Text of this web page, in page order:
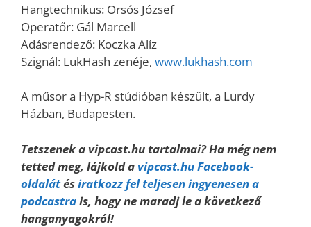
Hangtechnikus: Orsós József
Operatőr: Gál Marcell
Adásrendező: Koczka Alíz
Szignál: LukHash zenéje, www.lukhash.com
A műsor a Hyp-R stúdióban készült, a Lurdy
Házban, Budapesten.
Tetszenek a vipcast.hu tartalmai? Ha még nem
tetted meg, lájkold a vipcast.hu Facebook-
oldalátésiratkozz fel teljesen ingyenesen a
podcastrais, hogy ne maradj le a következő
hanganyagokról!